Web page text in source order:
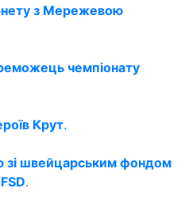
з Мережевою
чемпіонату
Крут.
зі швейцарським фондом
.